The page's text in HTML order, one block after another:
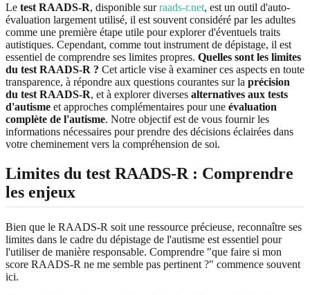
Le test RAADS-R, disponible surraads-r.net, est un outil d'auto-
évaluation largement utilisé, il est souvent considéré par les adultes
comme une première étape utile pour explorer d'éventuels traits
autistiques. Cependant, comme tout instrument de dépistage, il est
essentiel de comprendre ses limites propres. Quelles sont les limites
du test RAADS-R ? Cet article vise à examiner ces aspects en toute
transparence, à répondre aux questions courantes sur la précision
du test RAADS-R, et à explorer diverses alternatives aux tests
d'autisme et approches complémentaires pour une évaluation
complète de l'autisme. Notre objectif est de vous fournir les
informations nécessaires pour prendre des décisions éclairées dans
votre cheminement vers la compréhension de soi.
Limites du test RAADS-R : Comprendre
les enjeux
Bien que le RAADS-R soit une ressource précieuse, reconnaître ses
limites dans le cadre du dépistage de l'autisme est essentiel pour
l'utiliser de manière responsable. Comprendre "que faire si mon
score RAADS-R ne me semble pas pertinent ?" commence souvent
ici.